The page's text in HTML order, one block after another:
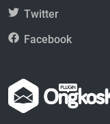
Twitter
Facebook